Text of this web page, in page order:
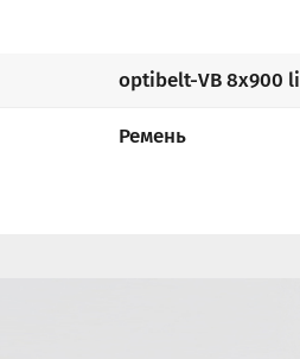
optibelt-VB 8x900 li
Ремень